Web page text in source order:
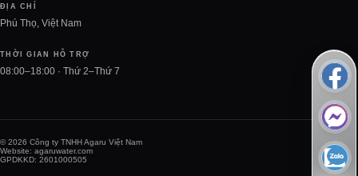
ĐỊA CHỈ
Phú Thọ, Việt Nam
THỜI GIAN HỖ TRỢ
08:00–18:00 · Thứ 2–Thứ 7
© 2026 Công ty TNHH Agaru Việt Nam
Website: agaruwater.com
GPDKKD: 2601000505